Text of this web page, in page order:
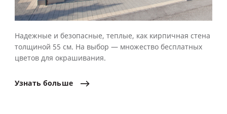
Надежные и безопасные, теплые, как кирпичная стена
толщиной 55 см. На выбор — множество бесплатных
цветов для окрашивания.
Узнать больше